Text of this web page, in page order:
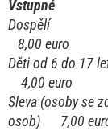
Vstupné
8,00 euro
Děti
4,00 euro
Sleva (osoby se
osob) 7,00